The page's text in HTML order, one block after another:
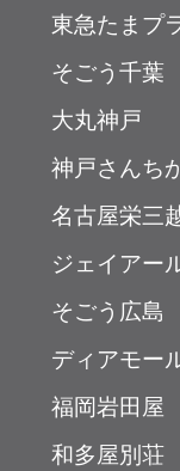
東急たまプ
そごう千葉
大丸神戸
神戸さんち
名古屋栄三
ジェイアー
そごう広島
ディアモー
福岡岩田屋
和多屋別荘